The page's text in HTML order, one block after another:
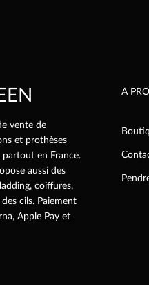
vente de
et prothèses
partout en France.
aussi des
coiffures,
cils. Paiement
Apple Pay et
A